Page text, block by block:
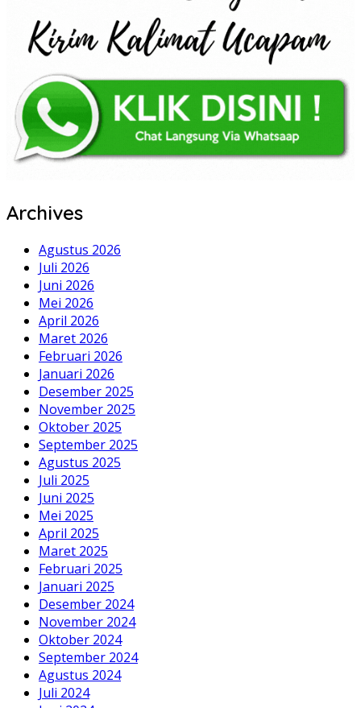
Archives
Agustus 2026
Juli 2026
Juni 2026
Mei 2026
April 2026
Maret 2026
Februari 2026
Januari 2026
Desember 2025
November 2025
Oktober 2025
September 2025
Agustus 2025
Juli 2025
Juni 2025
Mei 2025
April 2025
Maret 2025
Februari 2025
Januari 2025
Desember 2024
November 2024
Oktober 2024
September 2024
Agustus 2024
Juli 2024